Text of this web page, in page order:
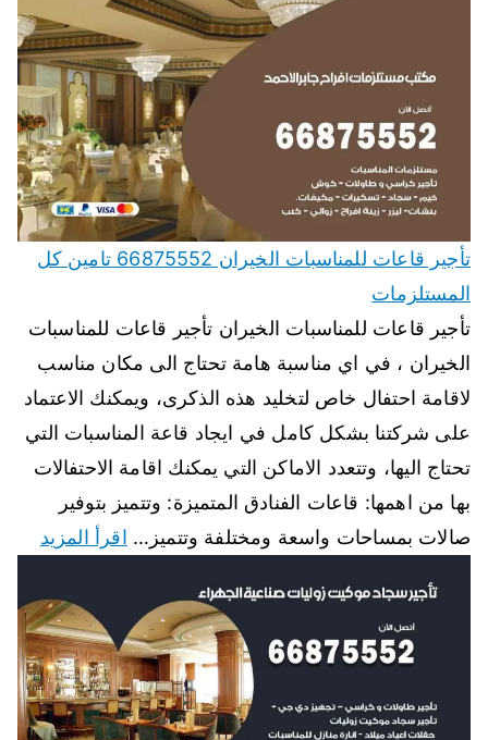
تأجير قاعات للمناسبات الخيران 66875552 تامين كل
المستلزمات
تأجير قاعات للمناسبات الخيران تأجير قاعات للمناسبات
الخيران ، في اي مناسبة هامة تحتاج الى مكان مناسب
لاقامة احتفال خاص لتخليد هذه الذكرى، ويمكنك الاعتماد
على شركتنا بشكل كامل في ايجاد قاعة المناسبات التي
تحتاج اليها، وتتعدد الاماكن التي يمكنك اقامة الاحتفالات
بها من اهمها: قاعات الفنادق المتميزة: وتتميز بتوفير
صالات بمساحات واسعة ومختلفة وتتميز… اقرأ المزيد